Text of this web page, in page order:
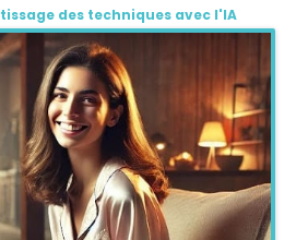
des techniques avec l'IA